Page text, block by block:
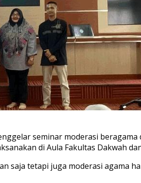
seminar moderasi beragama
di Aula Fakultas Dakwah
saja tetapi juga moderasi agama